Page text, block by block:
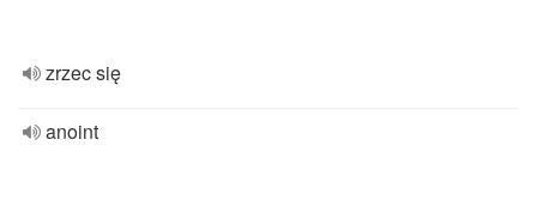
zrzec się
anoint